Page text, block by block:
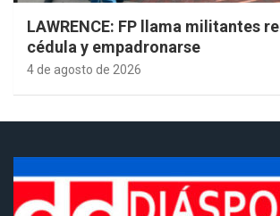
LAWRENCE: FP llama militantes
cédula y empadronarse
4 de agosto de 2026